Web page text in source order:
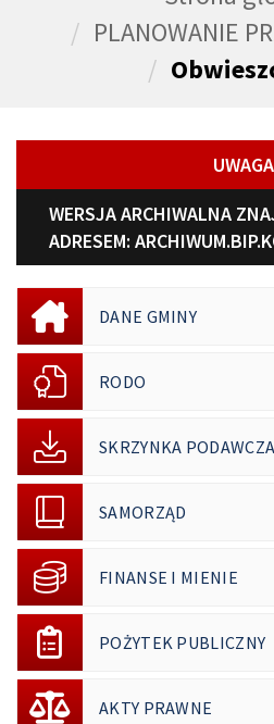
PLANOWANIE
UWAGA
WERSJA ARCHIWALNA
ADRESEM:
DANE GMINY
RODO
SKRZYNKA PODAWCZA
SAMORZĄD
FINANSE I MIENIE
POŻYTEK PUBLICZNY
AKTY PRAWNE